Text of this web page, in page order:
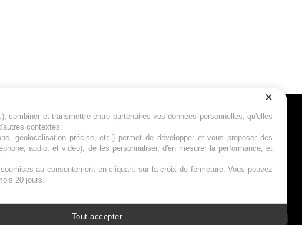
et
Suivez-nous
et transmettre entre partenaires vos données personnelles, qu'elles
contextes.
géolocalisation précise, etc.) permet de développer et vous proposer des
audio, et vidéo), de les personnaliser, d'en mesurer la performance, et
au consentement en cliquant sur la croix de fermeture. Vous pouvez
20 jours.
Tout accepter